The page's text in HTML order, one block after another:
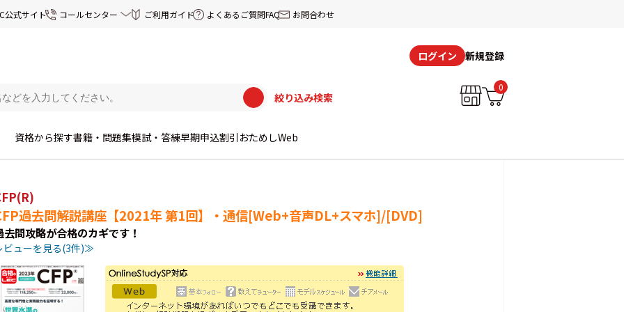
公式サイト コールセンター ご利用ガイド よくあるご質問FAQ お問合わせ
ログイン 新規登録
絞り込み検索
0
資格から探す書籍・問題集模試・答練早期申込割引 おためしWeb
過去問解説講座【2021年 第1回】・通信[Web+音声DL+スマホ]/[DVD]
去問攻略が合格のカギです！
ビューを見る(3件)≫